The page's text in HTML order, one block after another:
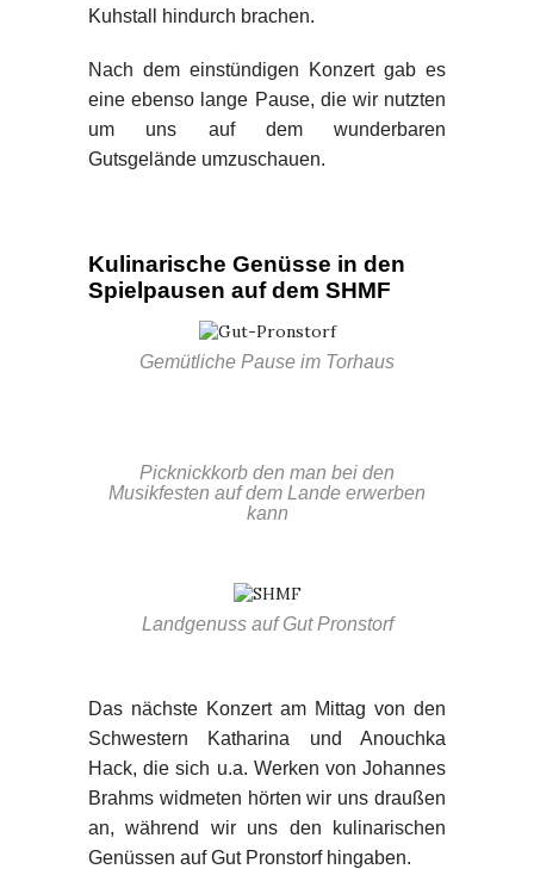
Kuhstall hindurch brachen.
Nach dem einstündigen Konzert gab es
eine ebenso lange Pause, die wir nutzten
um uns auf dem wunderbaren
Gutsgelände umzuschauen.
Kulinarische Genüsse in den
Spielpausen auf dem SHMF
Gemütliche Pause im Torhaus
Picknickkorb den man bei den
Musikfesten auf dem Lande erwerben
kann
Landgenuss auf Gut Pronstorf
Das nächste Konzert am Mittag von den
Schwestern Katharina und Anouchka
Hack, die sich u.a. Werken von Johannes
Brahms widmeten hörten wir uns draußen
an, während wir uns den kulinarischen
Genüssen auf Gut Pronstorf hingaben.